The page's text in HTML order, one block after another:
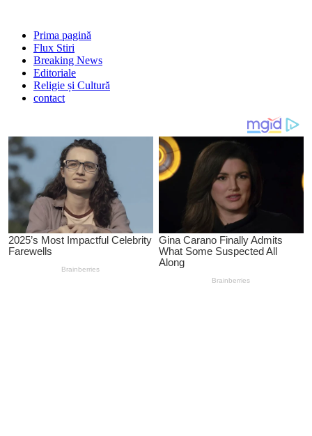
Prima pagină
Flux Stiri
Breaking News
Editoriale
Religie și Cultură
contact